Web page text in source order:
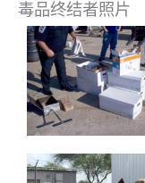
毒品终结者照片